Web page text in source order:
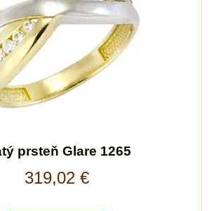
prsteň Glare 1265
319,02 €